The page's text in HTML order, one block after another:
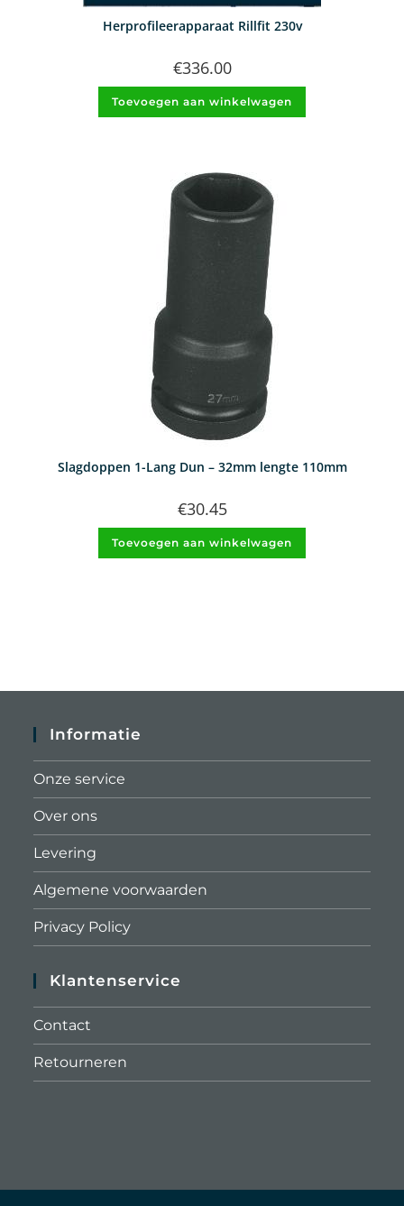
Herprofileerapparaat Rillfit 230v
€336.00
Toevoegen aan winkelwagen
Slagdoppen 1-Lang Dun – 32mm lengte 110mm
€30.45
Toevoegen aan winkelwagen
Informatie
Onze service
Over ons
Levering
Algemene voorwaarden
Privacy Policy
Klantenservice
Contact
Retourneren